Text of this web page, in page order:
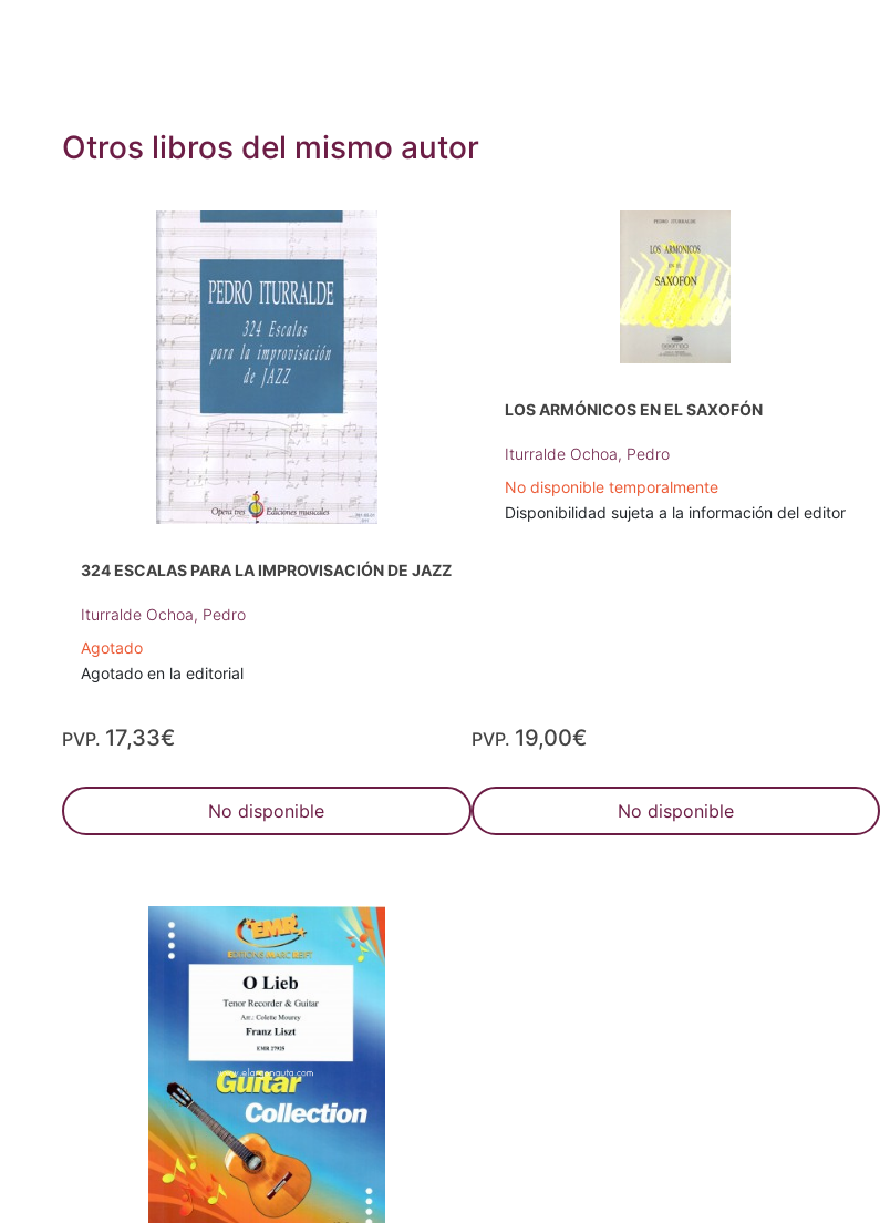
Otros libros del mismo autor
324 ESCALAS PARA LA IMPROVISACIÓN DE JAZZ
Iturralde Ochoa, Pedro
Agotado
Agotado en la editorial
PVP. 17,33€
No disponible
LOS ARMÓNICOS EN EL SAXOFÓN
Iturralde Ochoa, Pedro
No disponible temporalmente
Disponibilidad sujeta a la información del editor
PVP. 19,00€
No disponible